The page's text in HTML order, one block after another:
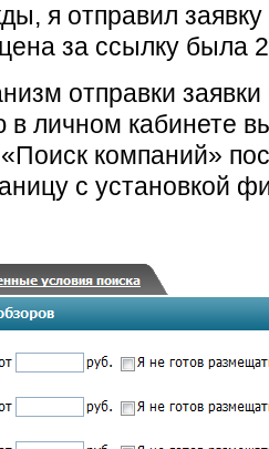
я отправил
за ссылку была
отправки заявки
в личном кабинете
компаний»
с установкой